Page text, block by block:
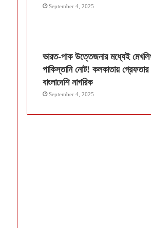
September 4, 2025
ভারত-পাক উত্তেজনার মধ্যেই
পাকিস্তানি নোট! কলকাতায় গ্রেফতার
বাংলাদেশি নাগরিক
September 4, 2025